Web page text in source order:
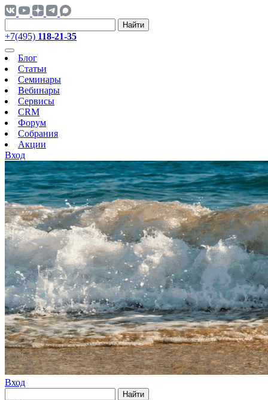
Найти
+7(495) 118-21-35
Блог
Статьи
Семинары
Вебинары
Сервисы
CRM
Форум
Собрания
Акции
Вход
Вход
Найти